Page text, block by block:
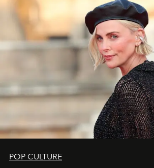
POP CULTURE